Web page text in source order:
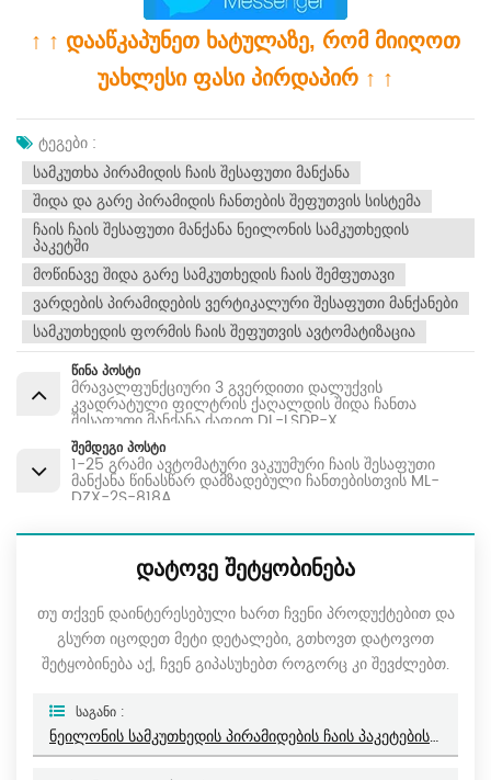
↑ ↑ დააწკაპუნეთ ხატულაზე, რომ მიიღოთ
უახლესი ფასი პირდაპირ ↑ ↑
ᲢᲔᲒᲔᲑᲘ :
Სამკუთხა Პირამიდის Ჩაის Შესაფუთი Მანქანა
Შიდა Და Გარე Პირამიდის Ჩანთების Შეფუთვის Სისტემა
Ჩაის Ჩაის Შესაფუთი Მანქანა Ნეილონის Სამკუთხედის
Პაკეტში
Მოწინავე Შიდა Გარე Სამკუთხედის Ჩაის Შემფუთავი
Ვარდების Პირამიდების Ვერტიკალური Შესაფუთი Მანქანები
Სამკუთხედის Ფორმის Ჩაის Შეფუთვის Ავტომატიზაცია
Წინა Პოსტი
მრავალფუნქციური 3 გვერდითი დალუქვის
კვადრატული ფილტრის ქაღალდის შიდა ჩანთა
შესაფუთი მანქანა ძაფით DL-LSDP-X
Შემდეგი Პოსტი
1-25 გრამი ავტომატური ვაკუუმური ჩაის შესაფუთი
მანქანა წინასწარ დამზადებული ჩანთებისთვის ML-
DZX-2S-818A
ᲓᲐᲢᲝᲕᲔ ᲨᲔᲢᲧᲝᲑᲘᲜᲔᲑᲐ
თუ თქვენ დაინტერესებული ხართ ჩვენი პროდუქტებით და
გსურთ იცოდეთ მეტი დეტალები, გთხოვთ დატოვოთ
შეტყობინება აქ, ჩვენ გიპასუხებთ როგორც კი შევძლებთ.
Საგანი :
Ნეილონის Სამკუთხედის Პირამიდების Ჩაის Პაკეტების Შესაფუთი Მანქანა Გარე Ჩანთით DL-GDS-SJB